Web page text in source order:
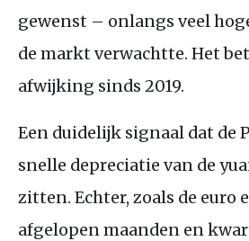
gewenst – onlangs veel
de markt verwachtte. Het
afwijking sinds 2019.
Een duidelijk signaal dat de
snelle depreciatie van de
zitten. Echter, zoals de euro
afgelopen maanden en